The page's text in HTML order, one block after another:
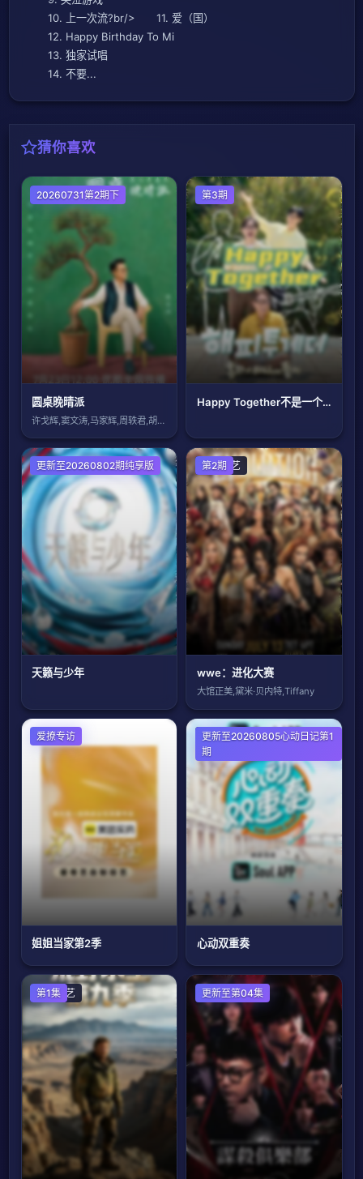
10. 上一次流?br/> 11. 爱（国）
12. Happy Birthday To Mi
13. 独家试唱
14. 不要...
猜你喜欢
大陆综艺
20260731第2期下
圆桌晚晴派
许戈辉,窦文涛,马家辉,周轶君,胡泳,景
第3期
Happy Together不是一个人真好
更新至20260802期纯享版
天籁与少年
欧美综艺
第2期
wwe：进化大赛
大馆正美,黛米·贝内特,Tiffany
爱撩专访
姐姐当家第2季
大陆综艺
更新至20260805心动日记第1
期
心动双重奏
港台综艺
第1集 日韩综艺
更新至第04集